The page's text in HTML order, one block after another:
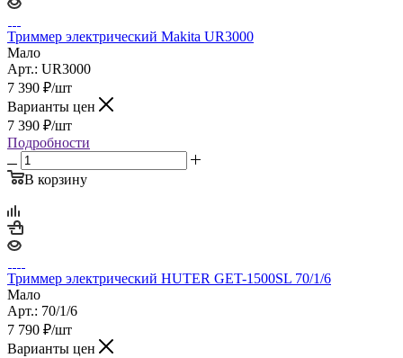
Триммер электрический Makita UR3000
Мало
Арт.: UR3000
7 390 ₽/шт
Варианты цен
7 390 ₽/шт
Подробности
В корзину
Триммер электрический HUTER GET-1500SL 70/1/6
Мало
Арт.: 70/1/6
7 790 ₽/шт
Варианты цен